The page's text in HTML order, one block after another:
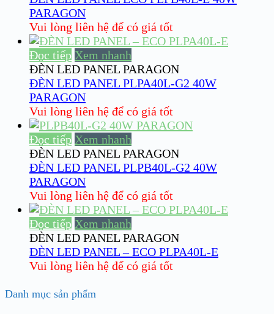
PARAGON
Vui lòng liên hệ để có giá tốt
Đọc tiếp Xem nhanh
ĐÈN LED PANEL PARAGON
ĐÈN LED PANEL PLPA40L-G2 40W
PARAGON
Vui lòng liên hệ để có giá tốt
Đọc tiếp Xem nhanh
ĐÈN LED PANEL PARAGON
ĐÈN LED PANEL PLPB40L-G2 40W
PARAGON
Vui lòng liên hệ để có giá tốt
Đọc tiếp Xem nhanh
ĐÈN LED PANEL PARAGON
ĐÈN LED PANEL – ECO PLPA40L-E
Vui lòng liên hệ để có giá tốt
Danh mục sản phẩm